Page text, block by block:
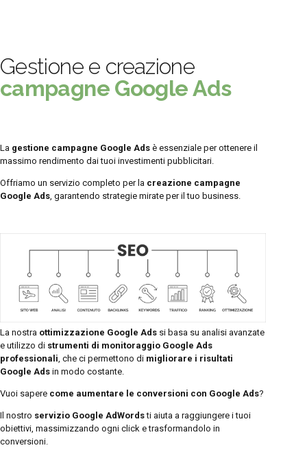
Gestione e creazione
campagne Google Ads
La gestione campagne Google Ads è essenziale per ottenere il
massimo rendimento dai tuoi investimenti pubblicitari.
Offriamo un servizio completo per la creazione campagne
Google Ads, garantendo strategie mirate per il tuo business.
La nostra ottimizzazione Google Ads si basa su analisi avanzate
e utilizzo di strumenti di monitoraggio Google Ads
professionali , che ci permettono di migliorare i risultati
Google Ads in modo costante.
Vuoi sapere come aumentare le conversioni con Google Ads?
Il nostro servizio Google AdWordsti aiuta a raggiungere i tuoi
obiettivi, massimizzando ogni click e trasformandolo in
conversioni.